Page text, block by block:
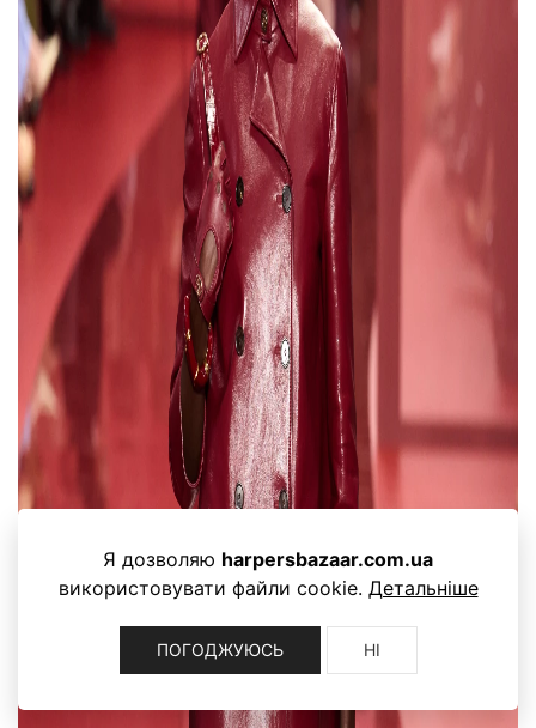
Я дозволяю harpersbazaar.com.ua
використовувати файли cookie. Детальніше
ПОГОДЖУЮСЬ НІ